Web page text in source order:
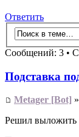
Ответить
Сообщений: 3 •
Подставка
Metager [Bot]
Решил выложить